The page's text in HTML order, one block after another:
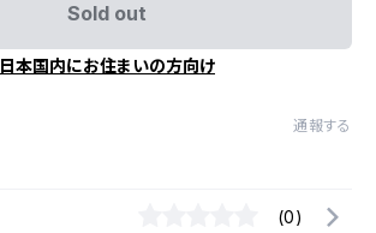
Sold out
日本国内にお住まいの方向け
通報する
(0)